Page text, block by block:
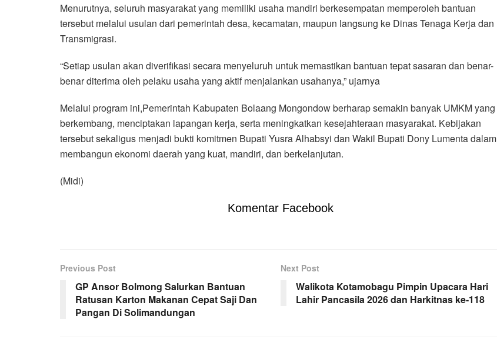
Menurutnya, seluruh masyarakat yang memiliki usaha mandiri berkesempatan memperoleh bantuan
tersebut melalui usulan dari pemerintah desa, kecamatan, maupun langsung ke Dinas Tenaga Kerja dan
Transmigrasi.
“Setiap usulan akan diverifikasi secara menyeluruh untuk memastikan bantuan tepat sasaran dan benar-
benar diterima oleh pelaku usaha yang aktif menjalankan usahanya,” ujarnya
Melalui program ini,Pemerintah Kabupaten Bolaang Mongondow berharap semakin banyak UMKM yang
berkembang, menciptakan lapangan kerja, serta meningkatkan kesejahteraan masyarakat. Kebijakan
tersebut sekaligus menjadi bukti komitmen Bupati Yusra Alhabsyi dan Wakil Bupati Dony Lumenta dalam
membangun ekonomi daerah yang kuat, mandiri, dan berkelanjutan.
(Midi)
Komentar Facebook
Previous Post
GP Ansor Bolmong Salurkan Bantuan
Ratusan Karton Makanan Cepat Saji Dan
Pangan Di Solimandungan
Next Post
Walikota Kotamobagu Pimpin Upacara Hari
Lahir Pancasila 2026 dan Harkitnas ke-118